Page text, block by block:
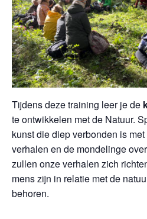
Tijdens deze training leer je de
te ontwikkelen met de Natuur.
kunst die diep verbonden is
verhalen en de mondelinge
zullen onze verhalen zich
mens zijn in relatie met de
behoren.